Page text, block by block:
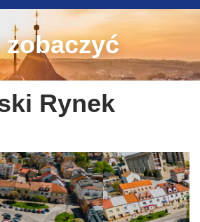
zobaczyć
Rynek